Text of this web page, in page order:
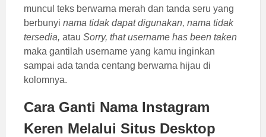
muncul teks berwarna merah dan tanda seru yang
berbunyi nama tidak dapat digunakan, nama tidak
tersedia, atau Sorry, that username has been taken
maka gantilah username yang kamu inginkan
sampai ada tanda centang berwarna hijau di
kolomnya.
Cara Ganti Nama Instagram
Keren Melalui Situs Desktop